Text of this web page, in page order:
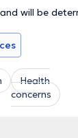
will be
Health
concerns